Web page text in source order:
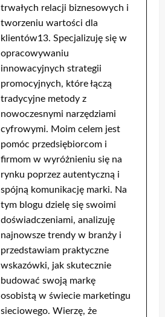
trwałych relacji biznesowych i
tworzeniu wartości dla
klientów13. Specjalizuję się w
opracowywaniu
innowacyjnych strategii
promocyjnych, które łączą
tradycyjne metody z
nowoczesnymi narzędziami
cyfrowymi. Moim celem jest
pomóc przedsiębiorcom i
firmom w wyróżnieniu się na
rynku poprzez autentyczną i
spójną komunikację marki. Na
tym blogu dzielę się swoimi
doświadczeniami, analizuję
najnowsze trendy w branży i
przedstawiam praktyczne
wskazówki, jak skutecznie
budować swoją markę
osobistą w świecie marketingu
sieciowego. Wierzę, że